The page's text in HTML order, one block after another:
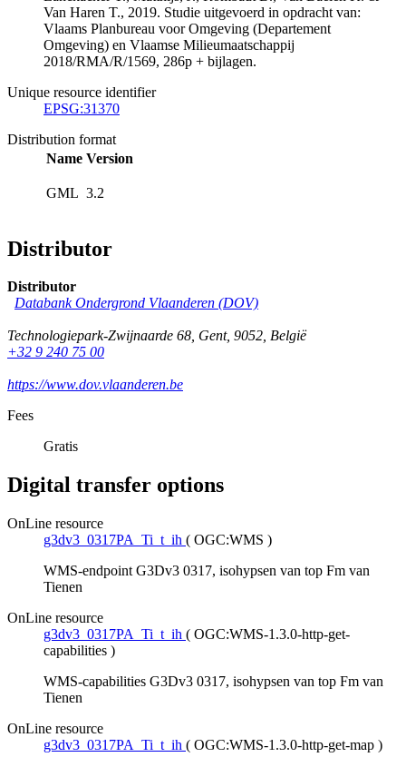
Van Haren T., 2019. Studie uitgevoerd in opdracht van:
Vlaams Planbureau voor Omgeving (Departement
Omgeving) en Vlaamse Milieumaatschappij
2018/RMA/R/1569, 286p + bijlagen.
Unique resource identifier
EPSG:31370
Distribution format
Name Version
GML 3.2
Distributor
Distributor
Databank Ondergrond Vlaanderen (DOV)
Technologiepark-Zwijnaarde 68, Gent, 9052, België
+32 9 240 75 00
https://www.dov.vlaanderen.be
Fees
Gratis
Digital transfer options
OnLine resource
g3dv3_0317PA_Ti_t_ih ( OGC:WMS )
WMS-endpoint G3Dv3 0317, isohypsen van top Fm van
Tienen
OnLine resource
g3dv3_0317PA_Ti_t_ih ( OGC:WMS-1.3.0-http-get-
capabilities )
WMS-capabilities G3Dv3 0317, isohypsen van top Fm van
Tienen
OnLine resource
g3dv3_0317PA_Ti_t_ih ( OGC:WMS-1.3.0-http-get-map )